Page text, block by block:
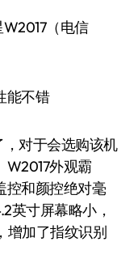
（电信
能不错
，对于会选购该机
W2017外观霸
控和颜控绝对毫
英寸屏幕略小，
增加了指纹识别